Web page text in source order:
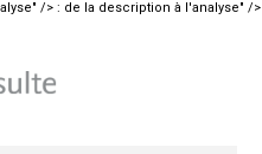
/> : de la description à l'analyse" />